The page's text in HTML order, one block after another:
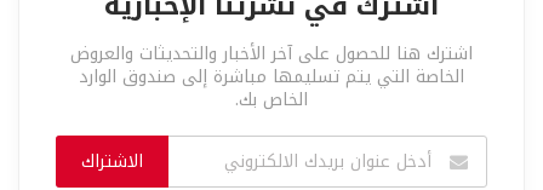
اشترك هنا للحصول على آخر الأخبار والتحديثات والعروض
الخاصة التي يتم تسليمها مباشرة إلى صندوق الوارد
الخاص بك.
الاشتراك